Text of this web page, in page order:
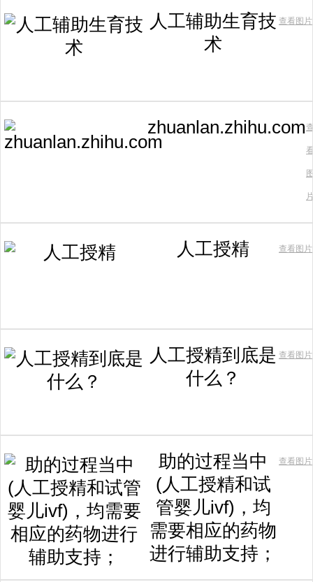
人工辅助生育技
术
查看图片
zhuanlan.zhihu.com
人工授精 查看图片
人工授精到底是
什么？
查看图片
助的过程当中
(人工授精和试
管婴儿ivf)，均
需要相应的药物
进行辅助支持；
查看图片